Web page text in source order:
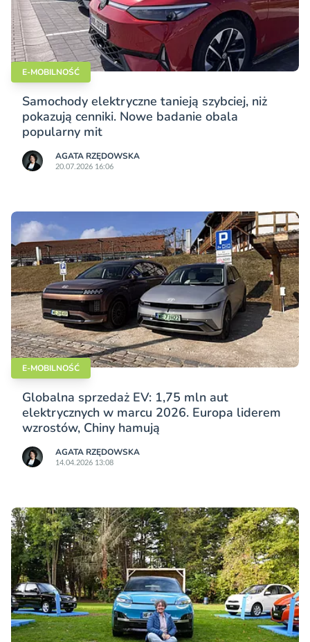
E-MOBILNOŚĆ
Samochody elektryczne tanieją szybciej, niż
pokazują cenniki. Nowe badanie obala
popularny mit
AGATA RZĘDOWSKA
20.07.2026 16:06
E-MOBILNOŚĆ
Globalna sprzedaż EV: 1,75 mln aut
elektrycznych w marcu 2026. Europa liderem
wzrostów, Chiny hamują
AGATA RZĘDOWSKA
14.04.2026 13:08